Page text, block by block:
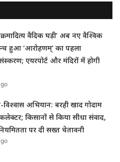
वैदिक घड़ी’ अब नए वैश्विक
हुआ ‘आरोहणम्’ का पहला
एयरपोर्ट और मंदिरों में होगी
विश्वास अभियान: बरही खाद गोदाम
किसानों से किया सीधा संवाद,
पर दी सख्त चेतावनी